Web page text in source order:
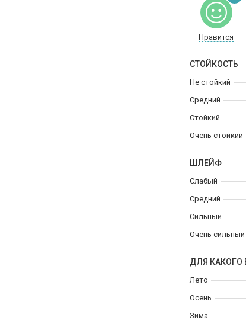
Нравится
СТОЙКОСТЬ
Не стойкий
Средний
Стойкий
Очень стойкий
ШЛЕЙФ
Слабый
Средний
Сильный
Очень сильный
ДЛЯ КАКОГО
Лето
Осень
Зима